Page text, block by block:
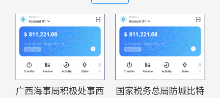
广西海事局积极处事西
国家税务总局防城比特